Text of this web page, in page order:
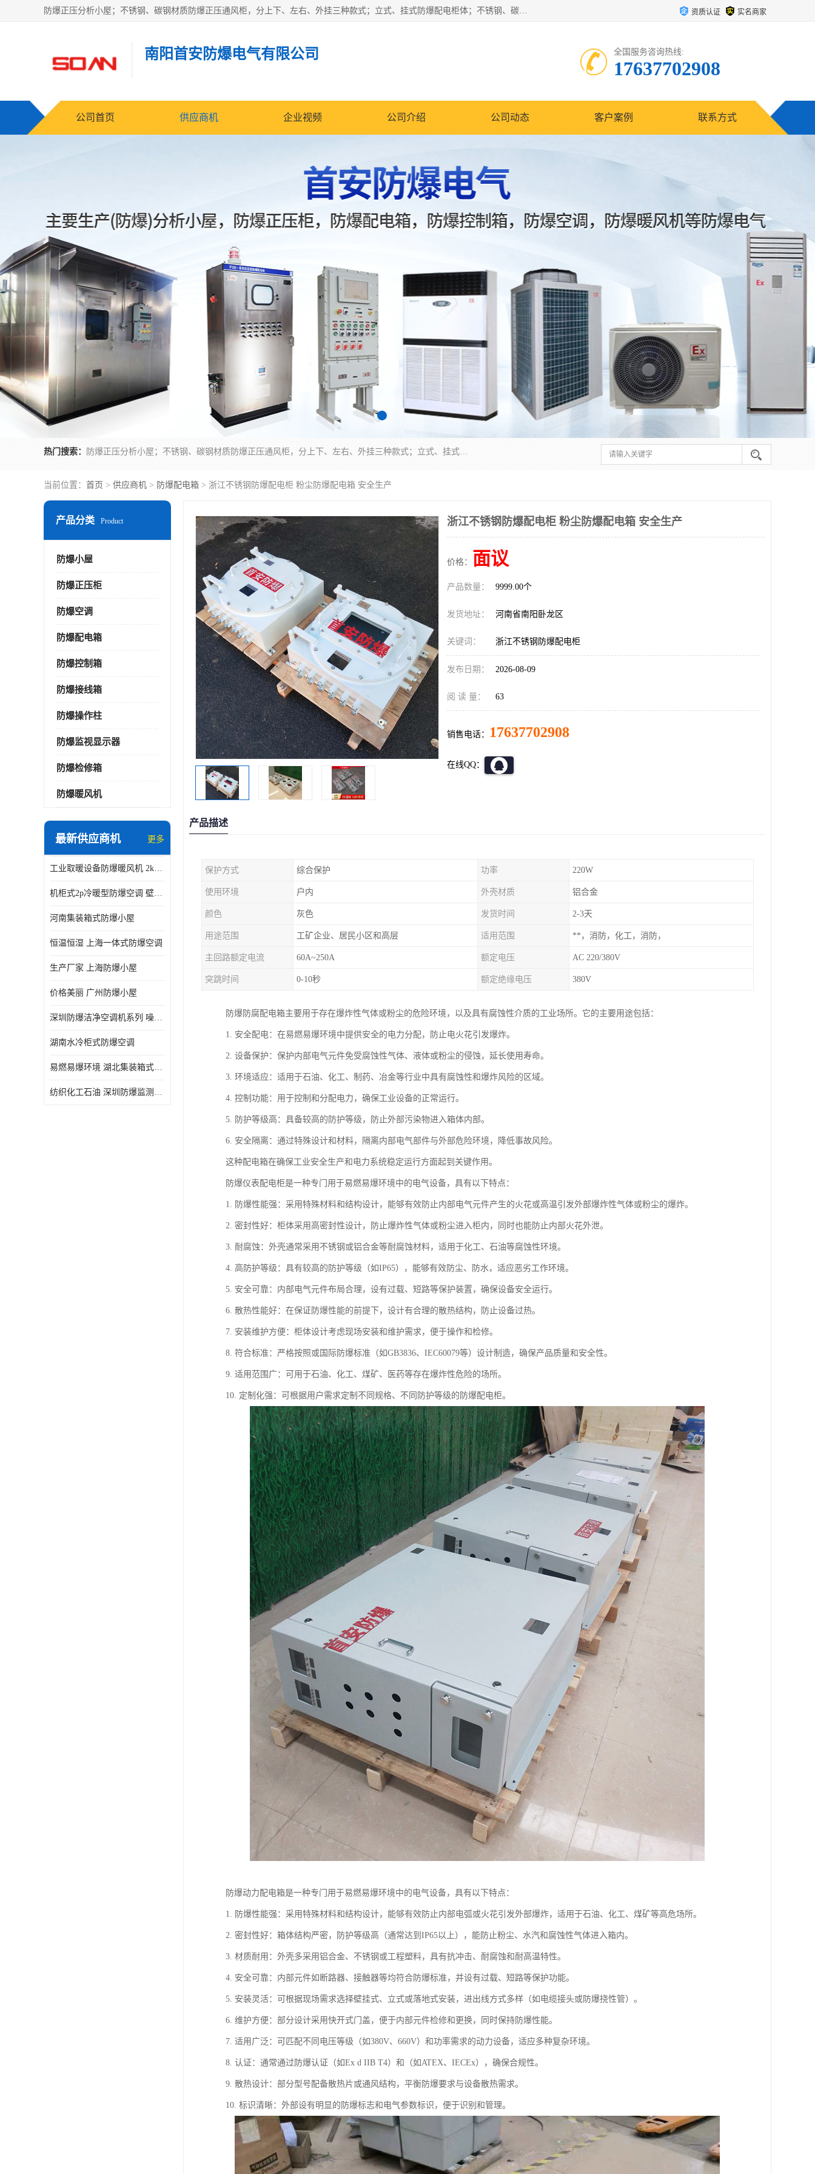
防爆正压分析小屋；不锈钢、碳钢材质防爆正压通风柜，分上下、左右、外挂三种款式；立式、挂式防爆配电柜体；不锈钢、碳钢防爆变频、磁力、星三角启动器；不锈钢、碳钢、铸铝防爆控制箱柜；可操作按键、多块式防爆仪表箱；多材质防爆接线箱；台式防爆电脑、防爆监视器。产品适配石油、化工、煤炭、电力、纺织、酿酒、航天、铁路、冶金、船舶、消防、市政等多行业工况使用。 资质认证 实名商家
南阳首安防爆电气有限公司 全国服务咨询热线:
17637702908
公司首页 供应商机 企业视频 公司介绍 公司动态 客户案例 联系方式
热门搜索： 防爆正压分析小屋；不锈钢、碳钢材质防爆正压通风柜，分上下、左右、外挂三种款式；立式、挂式防爆配电柜体；不锈钢、碳钢防爆变频、磁力、星三角启动器；不锈钢、碳钢、铸铝防爆控制箱柜；可操作按键、多块式防爆仪表箱；多材质防爆接线箱；台式防爆电脑、防爆监视器。产品适配石油、化工、煤炭、电力、纺织、酿酒、航天、铁路、冶金、船舶、消防、市政等多行业工况使用。
当前位置： 首页 > 供应商机 > 防爆配电箱 > 浙江不锈钢防爆配电柜 粉尘防爆配电箱 安全生产
产品分类 Product
防爆小屋
防爆正压柜
防爆空调
防爆配电箱
防爆控制箱
防爆接线箱
防爆操作柱
防爆监视显示器
防爆检修箱
防爆暖风机
最新供应商机 更多
工业取暖设备防爆暖风机 2kw-30kw 壁挂式、立式
机柜式2p冷暖型防爆空调 壁挂式防爆空调 定制厂家
河南集装箱式防爆小屋
恒温恒湿 上海一体式防爆空调
生产厂家 上海防爆小屋
价格美丽 广州防爆小屋
深圳防爆洁净空调机系列 噪音低
湖南水冷柜式防爆空调
易燃易爆环境 湖北集装箱式防爆小屋
纺织化工石油 深圳防爆监测小屋
浙江不锈钢防爆配电柜 粉尘防爆配电箱 安全生产
价格： 面议
产品数量： 9999.00个
发货地址： 河南省南阳卧龙区
关键词： 浙江不锈钢防爆配电柜
发布日期： 2026-08-09
阅 读 量： 63
销售电话： 17637702908
在线QQ：
产品描述
保护方式 综合保护 功率 220W
使用环境 户内 外壳材质 铝合金
颜色 灰色 发货时间 2-3天
用途范围 工矿企业、居民小区和高层 适用范围 **，消防，化工，消防，
主回路额定电流 60A~250A 额定电压 AC 220/380V
突跳时间 0-10秒 额定绝缘电压 380V
防爆防腐配电箱主要用于存在爆炸性气体或粉尘的危险环境，以及具有腐蚀性介质的工业场所。它的主要用途包括：
1. 安全配电：在易燃易爆环境中提供安全的电力分配，防止电火花引发爆炸。
2. 设备保护：保护内部电气元件免受腐蚀性气体、液体或粉尘的侵蚀，延长使用寿命。
3. 环境适应：适用于石油、化工、制药、冶金等行业中具有腐蚀性和爆炸风险的区域。
4. 控制功能：用于控制和分配电力，确保工业设备的正常运行。
5. 防护等级高：具备较高的防护等级，防止外部污染物进入箱体内部。
6. 安全隔离：通过特殊设计和材料，隔离内部电气部件与外部危险环境，降低事故风险。
这种配电箱在确保工业安全生产和电力系统稳定运行方面起到关键作用。
防爆仪表配电柜是一种专门用于易燃易爆环境中的电气设备，具有以下特点：
1. 防爆性能强：采用特殊材料和结构设计，能够有效防止内部电气元件产生的火花或高温引发外部爆炸性气体或粉尘的爆炸。
2. 密封性好：柜体采用高密封性设计，防止爆炸性气体或粉尘进入柜内，同时也能防止内部火花外泄。
3. 耐腐蚀：外壳通常采用不锈钢或铝合金等耐腐蚀材料，适用于化工、石油等腐蚀性环境。
4. 高防护等级：具有较高的防护等级（如IP65），能够有效防尘、防水，适应恶劣工作环境。
5. 安全可靠：内部电气元件布局合理，设有过载、短路等保护装置，确保设备安全运行。
6. 散热性能好：在保证防爆性能的前提下，设计有合理的散热结构，防止设备过热。
7. 安装维护方便：柜体设计考虑现场安装和维护需求，便于操作和检修。
8. 符合标准：严格按照或国际防爆标准（如GB3836、IEC60079等）设计制造，确保产品质量和安全性。
9. 适用范围广：可用于石油、化工、煤矿、医药等存在爆炸性危险的场所。
10. 定制化强：可根据用户需求定制不同规格、不同防护等级的防爆配电柜。
防爆动力配电箱是一种专门用于易燃易爆环境中的电气设备，具有以下特点：
1. 防爆性能强：采用特殊材料和结构设计，能够有效防止内部电弧或火花引发外部爆炸，适用于石油、化工、煤矿等高危场所。
2. 密封性好：箱体结构严密，防护等级高（通常达到IP65以上），能防止粉尘、水汽和腐蚀性气体进入箱内。
3. 材质耐用：外壳多采用铝合金、不锈钢或工程塑料，具有抗冲击、耐腐蚀和耐高温特性。
4. 安全可靠：内部元件如断路器、接触器等均符合防爆标准，并设有过载、短路等保护功能。
5. 安装灵活：可根据现场需求选择壁挂式、立式或落地式安装，进出线方式多样（如电缆接头或防爆挠性管）。
6. 维护方便：部分设计采用快开式门盖，便于内部元件检修和更换，同时保持防爆性能。
7. 适用广泛：可匹配不同电压等级（如380V、660V）和功率需求的动力设备，适应多种复杂环境。
8. 认证：通常通过防爆认证（如Ex d IIB T4）和（如ATEX、IECEx），确保合规性。
9. 散热设计：部分型号配备散热片或通风结构，平衡防爆要求与设备散热需求。
10. 标识清晰：外部设有明显的防爆标志和电气参数标识，便于识别和管理。